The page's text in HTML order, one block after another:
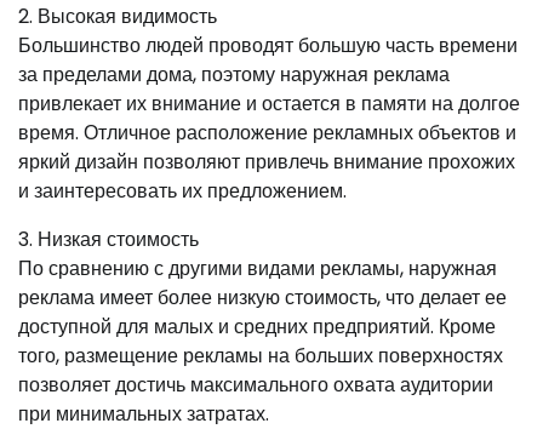
2. Высокая видимость
Большинство людей проводят большую часть времени
за пределами дома, поэтому наружная реклама
привлекает их внимание и остается в памяти на долгое
время. Отличное расположение рекламных объектов и
яркий дизайн позволяют привлечь внимание прохожих
и заинтересовать их предложением.
3. Низкая стоимость
По сравнению с другими видами рекламы, наружная
реклама имеет более низкую стоимость, что делает ее
доступной для малых и средних предприятий. Кроме
того, размещение рекламы на больших поверхностях
позволяет достичь максимального охвата аудитории
при минимальных затратах.